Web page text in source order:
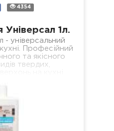
4354
Універсал 1л.
- універсальний
Професійний
та якісного
твердих,